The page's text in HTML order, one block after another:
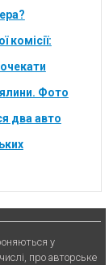
комісії:
ялини. Фото
два авто
у
про авторське